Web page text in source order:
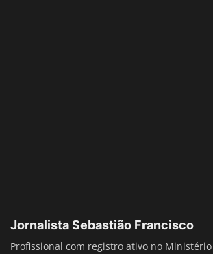
Jornalista Sebastião Francisco
Profissional com registro ativo no